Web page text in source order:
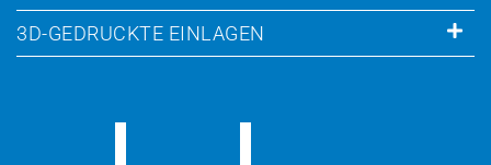
3D-GEDRUCKTE EINLAGEN